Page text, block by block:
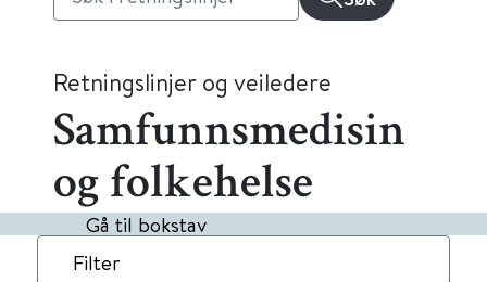
Retningslinjer og veiledere
Samfunnsmedisin
og folkehelse
Gå til bokstav
Filter